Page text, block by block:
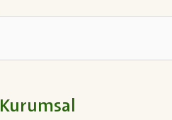
Kurumsal